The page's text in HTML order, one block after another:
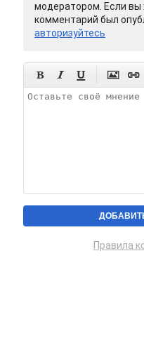
модератором. Если вы
комментарий был
авторизуйтесь
    
Правила